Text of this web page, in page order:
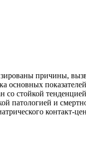
причины,
основных
со стойкой
патологией и
контакт-